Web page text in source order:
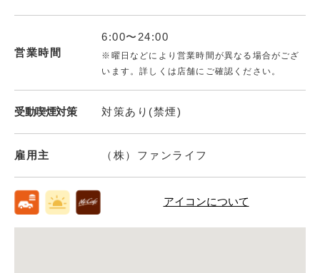
営業時間
6:00〜24:00
※曜日などにより営業時間が異なる場合がござ
います。詳しくは店舗にご確認ください。
受動喫煙対策 対策あり(禁煙)
雇用主 （株）ファンライフ
アイコンについて